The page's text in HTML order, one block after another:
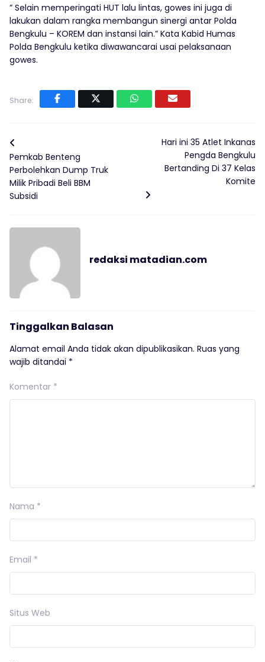
” Selain memperingati HUT lalu lintas, gowes ini juga di
lakukan dalam rangka membangun sinergi antar Polda
Bengkulu – KOREM dan instansi lain.” Kata Kabid Humas
Polda Bengkulu ketika diwawancarai usai pelaksanaan
gowes.
Share:
Pemkab Benteng
Perbolehkan Dump Truk
Milik Pribadi Beli BBM
Subsidi
Hari ini 35 Atlet Inkanas
Pengda Bengkulu
Bertanding Di 37 Kelas
Komite
redaksi matadian.com
Tinggalkan Balasan
Alamat email Anda tidak akan dipublikasikan. Ruas yang
wajib ditandai *
Komentar *
Nama *
Email *
Situs Web